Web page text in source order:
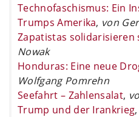
Technofaschismus: Ein
Trumps Amerika, von
Zapatistas solidarisieren
Nowak
Honduras: Eine neue
Wolfgang Pomrehn
Seefahrt – Zahlensalat,
Trump und der Irankrieg,